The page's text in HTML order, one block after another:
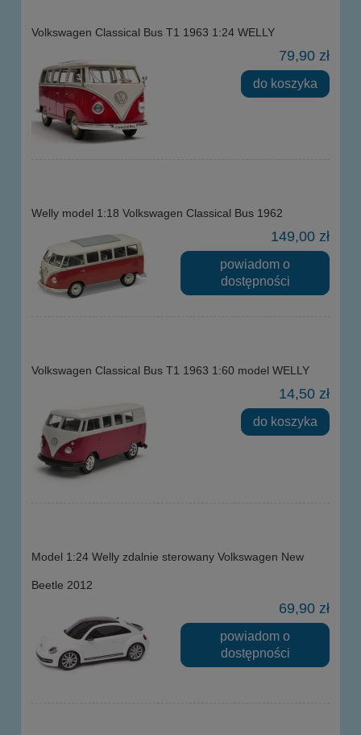
Volkswagen Classical Bus T1 1963 1:24 WELLY
79,90 zł
do koszyka
Welly model 1:18 Volkswagen Classical Bus 1962
149,00 zł
powiadom o
dostępności
Volkswagen Classical Bus T1 1963 1:60 model WELLY
14,50 zł
do koszyka
Model 1:24 Welly zdalnie sterowany Volkswagen New
Beetle 2012
69,90 zł
powiadom o
dostępności